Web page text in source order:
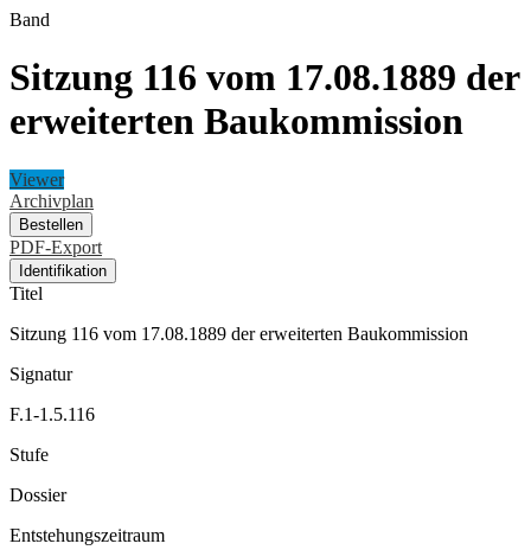
Band
Sitzung 116 vom 17.08.1889 der
erweiterten Baukommission
Viewer
Archivplan
Bestellen
PDF-Export
Identifikation
Titel
Sitzung 116 vom 17.08.1889 der erweiterten Baukommission
Signatur
F.1-1.5.116
Stufe
Dossier
Entstehungszeitraum